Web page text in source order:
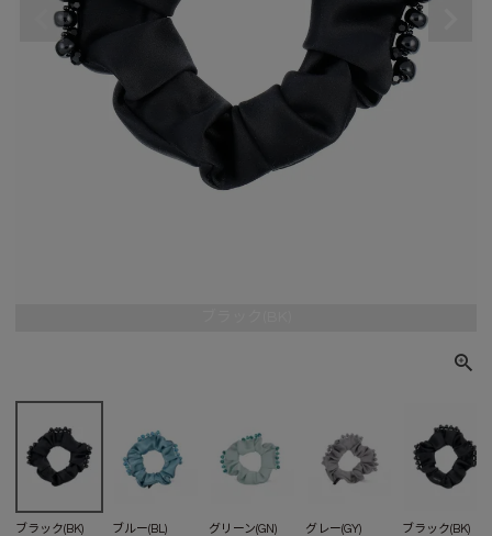
ブラック(BK) ブルー(BL) グリーン(GN) グレー(GY) ブラック(BK)